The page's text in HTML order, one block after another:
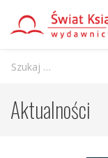
Aktualności